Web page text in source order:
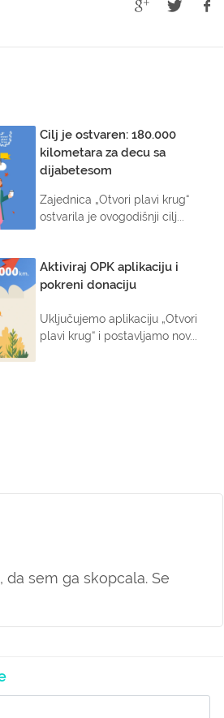
Cilj je ostvaren: 180.000
kilometara za decu sa
dijabetesom
Zajednica „Otvori plavi krug“
ostvarila je ovogodišnji cilj...
Aktiviraj OPK aplikaciju i
pokreni donaciju
Uključujemo aplikaciju „Otvori
plavi krug“ i postavljamo nov...
sem ga skopcala. Se